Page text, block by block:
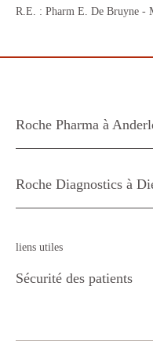
R.E. : Pharm E. De Bruyne -
Roche Pharma à
Roche Diagnostics à
liens utiles
Sécurité des patients